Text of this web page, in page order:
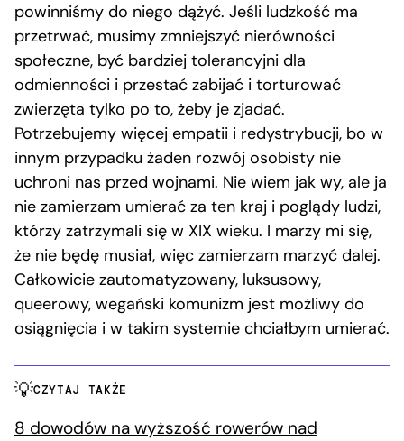
powinniśmy do niego dążyć. Jeśli ludzkość ma
przetrwać, musimy zmniejszyć nierówności
społeczne, być bardziej tolerancyjni dla
odmienności i przestać zabijać i torturować
zwierzęta tylko po to, żeby je zjadać.
Potrzebujemy więcej empatii i redystrybucji, bo w
innym przypadku żaden rozwój osobisty nie
uchroni nas przed wojnami. Nie wiem jak wy, ale ja
nie zamierzam umierać za ten kraj i poglądy ludzi,
którzy zatrzymali się w XIX wieku. I marzy mi się,
że nie będę musiał, więc zamierzam marzyć dalej.
Całkowicie zautomatyzowany, luksusowy,
queerowy, wegański komunizm jest możliwy do
osiągnięcia i w takim systemie chciałbym umierać.
CZYTAJ TAKŻE
8 dowodów na wyższość rowerów nad